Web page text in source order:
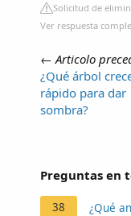
Solicitud de
Ver respuesta
← Articolo
¿Qué árbol
rápido para dar
sombra?
Preguntas en
38 ¿Qué